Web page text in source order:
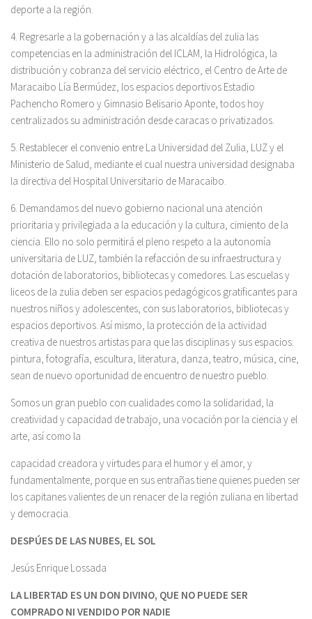
deporte a la región.
4. Regresarle a la gobernación y a las alcaldías del zulia las
competencias en la administración del ICLAM, la Hidrológica, la
distribución y cobranza del servicio eléctrico, el Centro de Arte de
Maracaibo Lía Bermúdez, los espacios deportivos Estadio
Pachencho Romero y Gimnasio Belisario Aponte, todos hoy
centralizados su administración desde caracas o privatizados.
5. Restablecer el convenio entre La Universidad del Zulia, LUZ y el
Ministerio de Salud, mediante el cual nuestra universidad designaba
la directiva del Hospital Universitario de Maracaibo.
6. Demandamos del nuevo gobierno nacional una atención
prioritaria y privilegiada a la educación y la cultura, cimiento de la
ciencia. Ello no solo permitirá el pleno respeto a la autonomía
universitaria de LUZ, también la refacción de su infraestructura y
dotación de laboratorios, bibliotecas y comedores. Las escuelas y
liceos de la zulia deben ser espacios pedagógicos gratificantes para
nuestros niños y adolescentes, con sus laboratorios, bibliotecas y
espacios deportivos. Así mismo, la protección de la actividad
creativa de nuestros artistas para que las disciplinas y sus espacios:
pintura, fotografía, escultura, literatura, danza, teatro, música, cine,
sean de nuevo oportunidad de encuentro de nuestro pueblo.
Somos un gran pueblo con cualidades como la solidaridad, la
creatividad y capacidad de trabajo, una vocación por la ciencia y el
arte, así como la
capacidad creadora y virtudes para el humor y el amor, y
fundamentalmente, porque en sus entrañas tiene quienes pueden ser
los capitanes valientes de un renacer de la región zuliana en libertad
y democracia.
DESPÚES DE LAS NUBES, EL SOL
Jesús Enrique Lossada
LA LIBERTAD ES UN DON DIVINO, QUE NO PUEDE SER
COMPRADO NI VENDIDO POR NADIE